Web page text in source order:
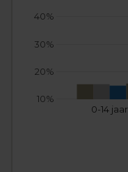
0-14 jaar
10%
20%
30%
40%